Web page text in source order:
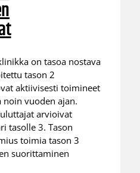
on tasoa nostava
tason 2
aktiivisesti toimineet
vuoden ajan.
arvioivat
tasolle 3. Tason
toimia tason 3
suorittaminen